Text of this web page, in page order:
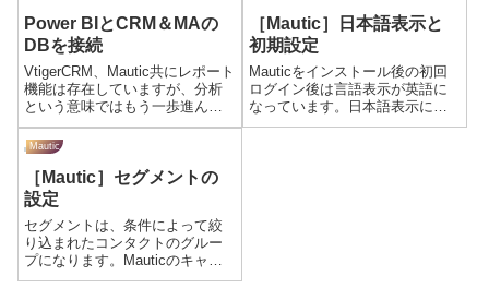
Power BIとCRM＆MAの
DBを接続
VtigerCRM、Mautic共にレポート
機能は存在していますが、分析
という意味ではもう一歩進んだ
ツールが必要な方もいらっしゃ
ると思います。今回はマイクロ
ソフトから提供されている無料
で使える分析ツール、Power BI
とDBとの接続設定を...
［Mautic］日本語表示と
初期設定
Mauticをインストール後の初回
ログイン後は言語表示が英語に
なっています。日本語表示に変
更しかつ必要な初期設定をして
Mautic
［Mautic］セグメントの
設定
セグメントは、条件によって絞
り込まれたコンタクトのグルー
プになります。Mauticのキャン
ペーンアプローチはこのセグメ